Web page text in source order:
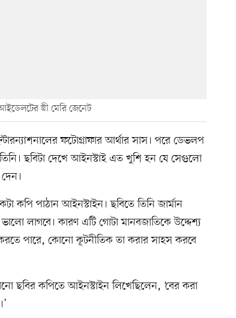
স্ত্রী মেরি জেনেট
ফটোগ্রাফার আর্থার সাস। পরে ডেভলপ
ছবিটা দেখে আইনস্টাই এত খুশি হন যে সেগুলো
কপি পাঠান আইনস্টাইন। ছবিতে তিনি জার্মান
লাগবে। কারণ এটি গোটা মানবজাতিকে উদ্দেশ্য
পারে, কোনো কূটনীতিক তা করার সাহস করবে
ছবির কপিতে আইনস্টাইন লিখেছিলেন, ‘বের করা